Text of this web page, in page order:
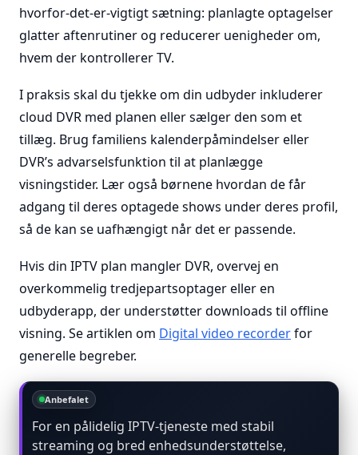
hvorfor-det-er-vigtigt sætning: planlagte optagelser
glatter aftenrutiner og reducerer uenigheder om,
hvem der kontrollerer TV.
I praksis skal du tjekke om din udbyder inkluderer
cloud DVR med planen eller sælger den som et
tillæg. Brug familiens kalenderpåmindelser eller
DVR’s advarselsfunktion til at planlægge
visningstider. Lær også børnene hvordan de får
adgang til deres optagede shows under deres profil,
så de kan se uafhængigt når det er passende.
Hvis din IPTV plan mangler DVR, overvej en
overkommelig tredjepartsoptager eller en
udbyderapp, der understøtter downloads til offline
visning. Se artiklen om Digital video recorderfor
generelle begreber.
Anbefalet
For en pålidelig IPTV-tjeneste med stabil
streaming og bred enhedsunderstøttelse,